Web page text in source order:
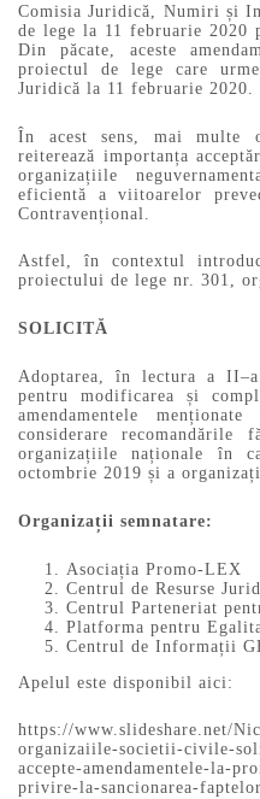
Comisia Juridică, Numiri și
de lege la 11 februarie 2020
Din păcate, aceste
proiectul de lege care
Juridică la 11 februarie 2020.
În acest sens, mai multe
reiterează importanța
organizațiile
eficientă a viitoarelor
Contravențional.
Astfel, în contextul
proiectului de lege nr. 301,
SOLICITĂ
Adoptarea, în lectura a
pentru modificarea și
amendamentele
considerare recomandările
organizațiile naționale în
octombrie 2019 și a
Organizații semnatare:
Asociația Promo-LEX
Centrul de Resurse
Centrul Parteneriat
Platforma pentru
Centrul de Informații
Apelul este disponibil aici:
https://www.slideshare.net/
organizaiile-societii-civile-
accepte-amendamentele-la-
privire-la-sancionarea-